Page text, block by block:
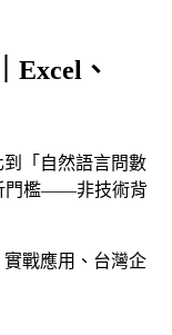
Excel、
到「 自然語言問數
門檻——非技術背
實戰應用、台灣企